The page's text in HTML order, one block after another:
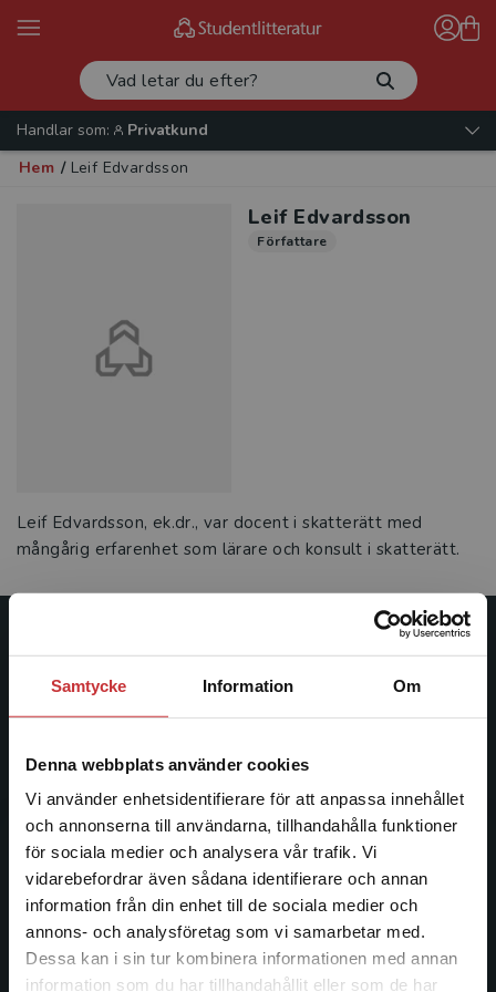
Samtycke Information Om
Denna webbplats använder cookies
Vi använder enhetsidentifierare för att anpassa innehållet
och annonserna till användarna, tillhandahålla funktioner
för sociala medier och analysera vår trafik. Vi
vidarebefordrar även sådana identifierare och annan
information från din enhet till de sociala medier och
annons- och analysföretag som vi samarbetar med.
Dessa kan i sin tur kombinera informationen med annan
information som du har tillhandahållit eller som de har
Begränsad fraktregion
Handlar som:
Privatkund
Hem / Leif Edvardsson
Leif Edvardsson
Författare
Leif Edvardsson, ek.dr., var docent i skatterätt med
mångårig erfarenhet som lärare och konsult i skatterätt.
Studentlitteratur
Studentlitteratur grundades 1963 och är idag Sveriges
facklitteratur, utbildningar och digitala
längs hela kunskapsresan.
Kontakta oss
Kontakta oss
046-31 20 00